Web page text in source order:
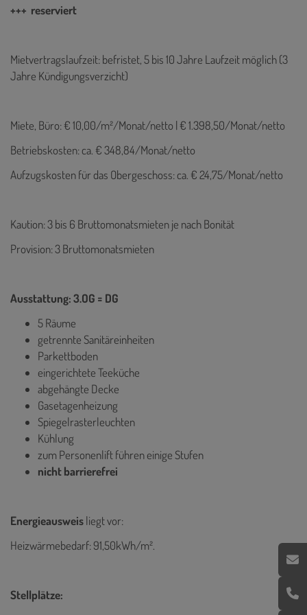
+++ reserviert
Mietvertragslaufzeit: befristet, 5 bis 10 Jahre Laufzeit möglich (3
Jahre Kündigungsverzicht)
Miete, Büro: € 10,00/m²/Monat/netto | € 1.398,50/Monat/netto
Betriebskosten: ca. € 348,84/Monat/netto
Aufzugskosten für das Obergeschoss: ca. € 24,75/Monat/netto
Kaution: 3 bis 6 Bruttomonatsmieten je nach Bonität
Provision: 3 Bruttomonatsmieten
Ausstattung: 3.OG = DG
5 Räume
getrennte Sanitäreinheiten
Parkettboden
eingerichtete Teeküche
abgehängte Decke
Gasetagenheizung
Spiegelrasterleuchten
Kühlung
zum Personenlift führen einige Stufen
nicht barrierefrei
Energieausweisliegt vor:
Heizwärmebedarf: 91,50kWh/m².
Stellplätze: